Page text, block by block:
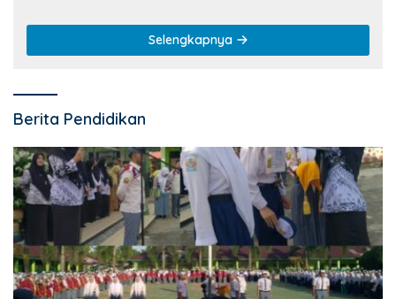
Selengkapnya
Berita Pendidikan